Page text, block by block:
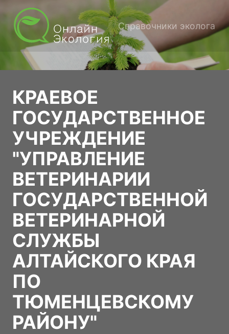
Справочники эколога
КРАЕВОЕ
ГОСУДАРСТВЕННОЕ
УЧРЕЖДЕНИЕ
"УПРАВЛЕНИЕ
ВЕТЕРИНАРИИ
ГОСУДАРСТВЕННОЙ
ВЕТЕРИНАРНОЙ
СЛУЖБЫ
АЛТАЙСКОГО КРАЯ
ПО
ТЮМЕНЦЕВСКОМУ
РАЙОНУ"